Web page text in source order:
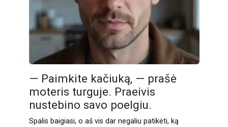
— Paimkite kačiuką, — prašė
moteris turguje. Praeivis
nustebino savo poelgiu.
Spalis baigiasi, o aš vis dar negaliu patikėti, ką